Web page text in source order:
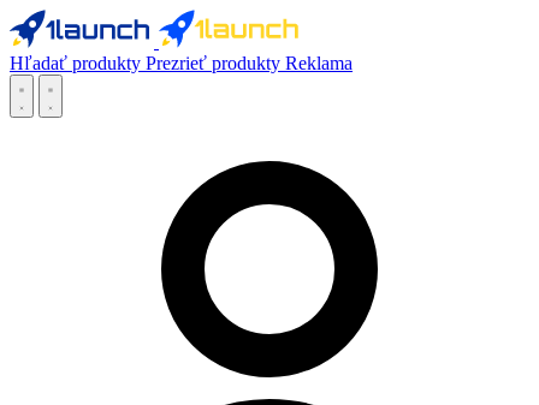
Hľadať produkty Prezrieť produkty Reklama